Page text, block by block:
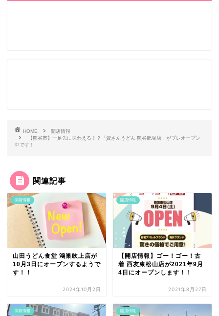
HOME
開店情報
【熊谷市】一足先に味わえる！？「資さんうどん 熊谷肥塚店」がプレオープン
中です！
関連記事
開店情報
山田うどん食堂 鴻巣吹上店が
10月3日にオープンするようで
す！！
2024年10月2日
開店情報
【開店情報】ゴー！ゴー！古
着 西友東松山店が2021年9月
4日にオープンします！！
2021年8月27日
開店情報 開店情報